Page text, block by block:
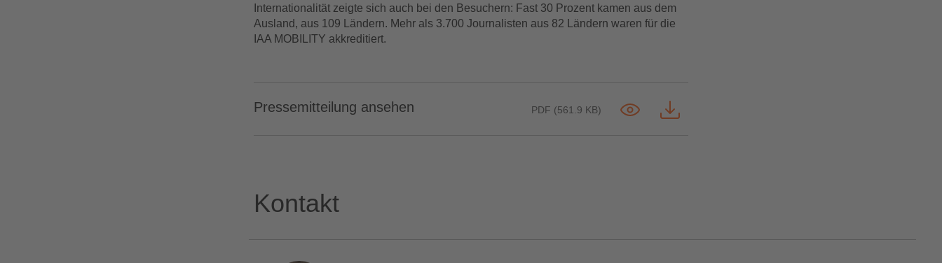
Internationalität zeigte sich auch bei den Besuchern: Fast 30 Prozent kamen aus dem
Ausland, aus 109 Ländern. Mehr als 3.700 Journalisten aus 82 Ländern waren für die
IAA MOBILITY akkreditiert.
Pressemitteilung ansehen PDF (561.9 KB)
Kontakt